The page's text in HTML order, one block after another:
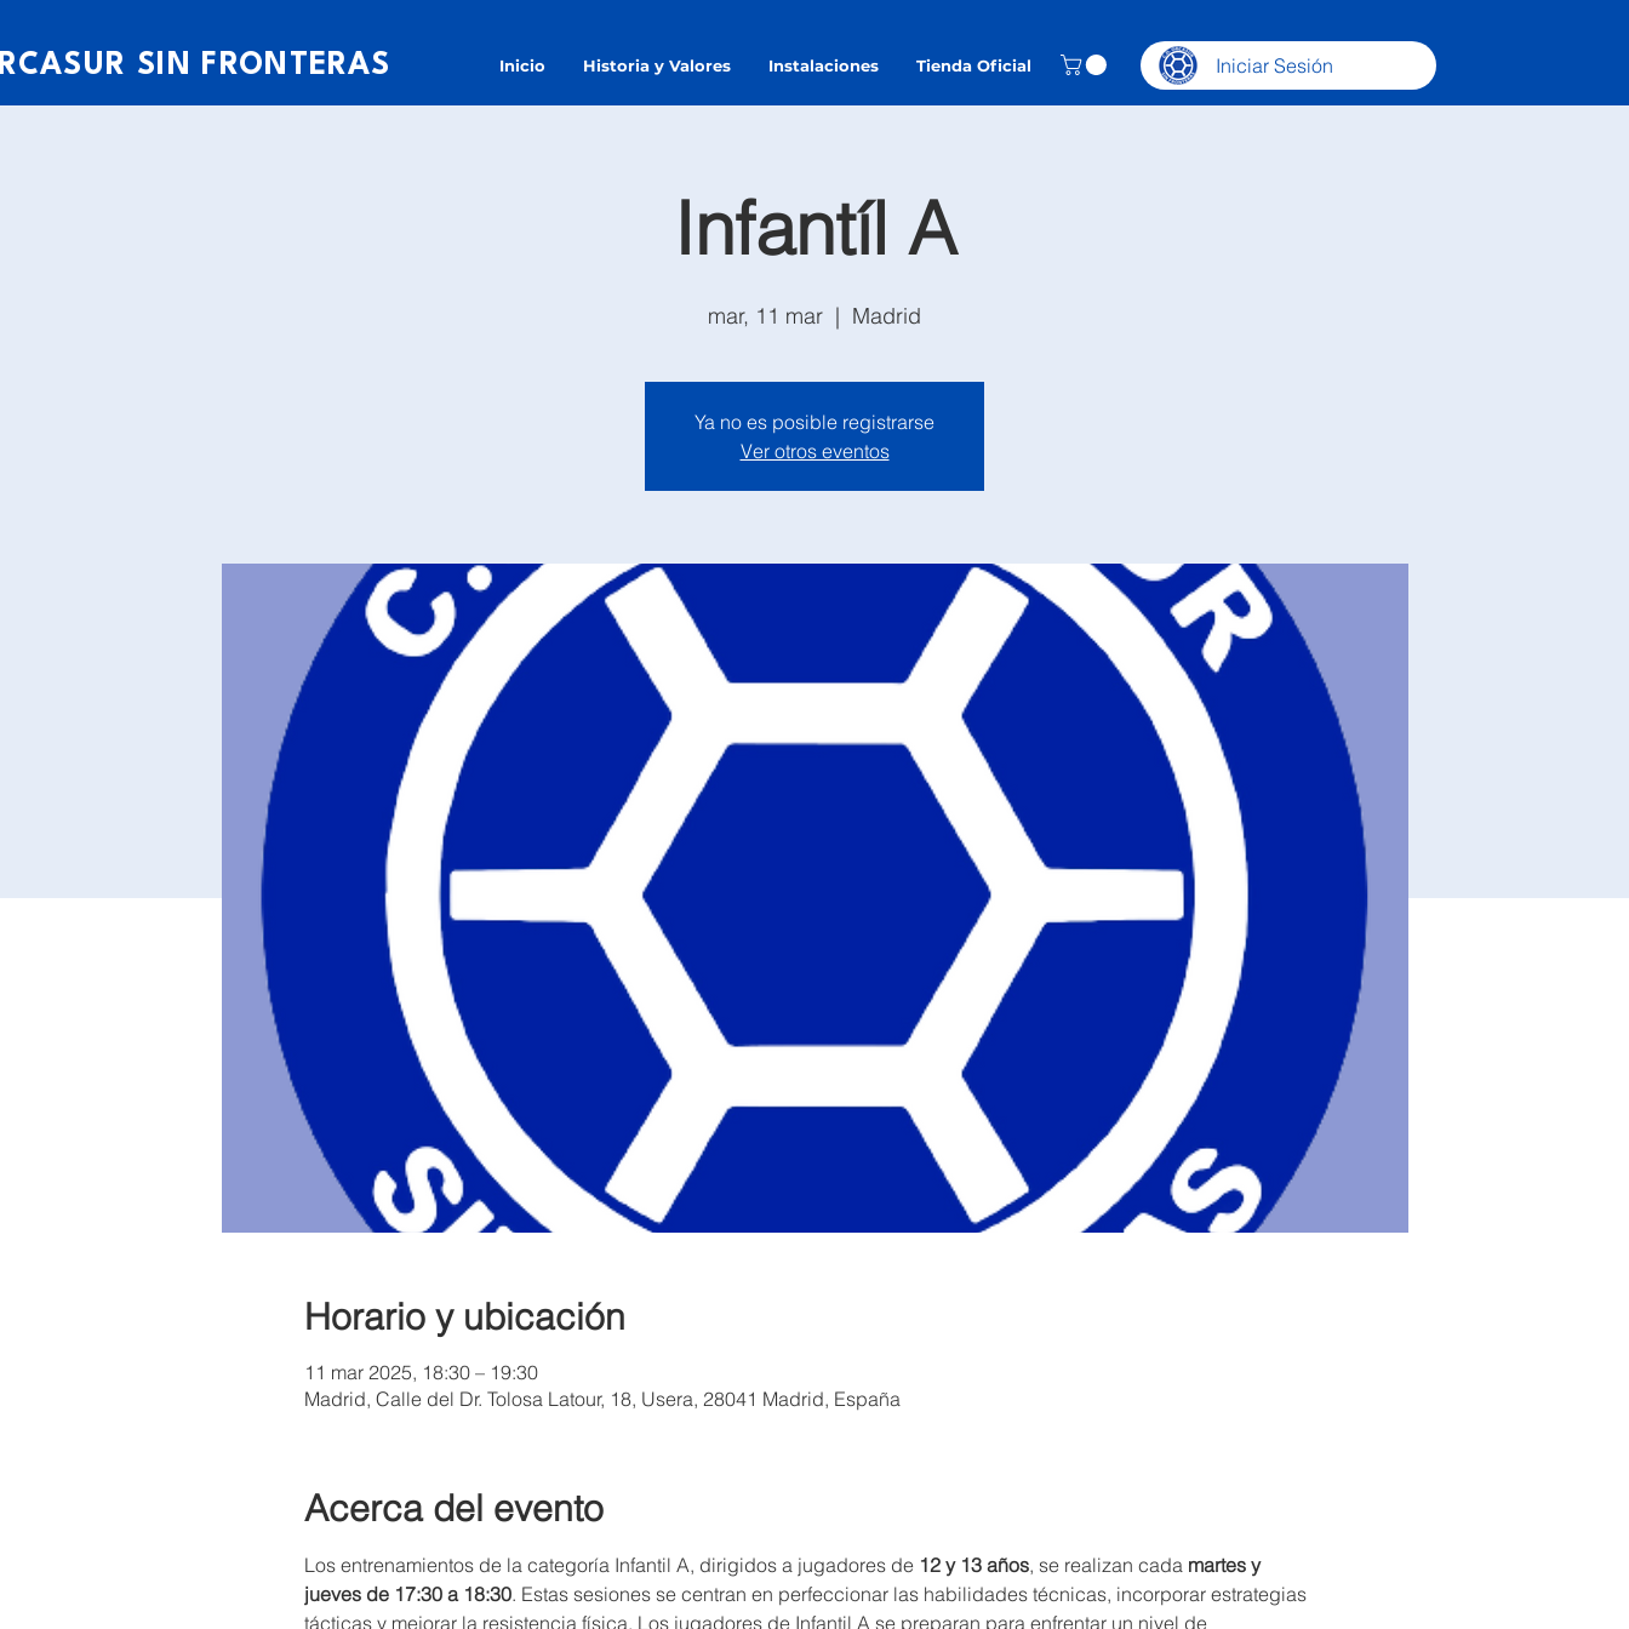
SIN FRONTERAS Inicio Historia y Valores Instalaciones Tienda Oficial Iniciar Sesión
Infantíl A
mar, 11 mar
  |
Madrid
Ya no es posible registrarse
Ver otros eventos
Horario y ubicación
11 mar 2025, 18:30 – 19:30
Madrid, Calle del Dr. Tolosa Latour, 18, Usera, 28041 Madrid, España
Acerca del evento
Los entrenamientos de la categoría Infantil A, dirigidos a jugadores de 12 y 13 años, se realizan cada martes y
jueves de 17:30 a 18:30. Estas sesiones se centran en perfeccionar las habilidades técnicas, incorporar estrategias
tácticas y mejorar la resistencia física. Los jugadores de Infantil A se preparan para enfrentar un nivel de